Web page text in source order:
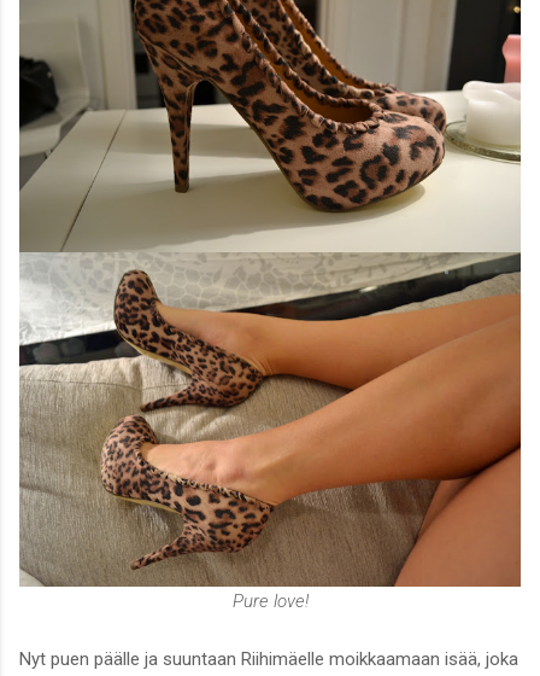
Pure love!
Nyt puen päälle ja suuntaan Riihimäelle moikkaamaan isää, joka